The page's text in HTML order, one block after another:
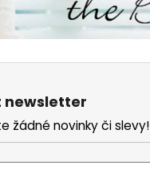
newsletter
žádné novinky či slevy!